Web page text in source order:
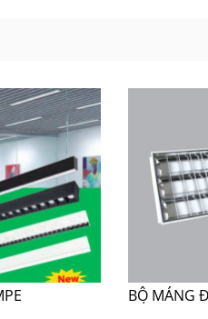
BỘ MÁNG